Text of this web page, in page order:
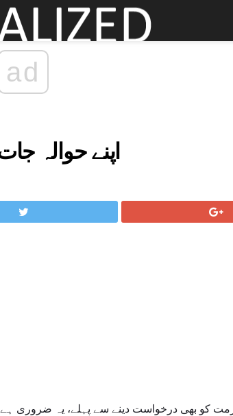
ad
اپنے حوالہ
کو بھی درخواست دینے سے پہلے، یہ ضروری ہے